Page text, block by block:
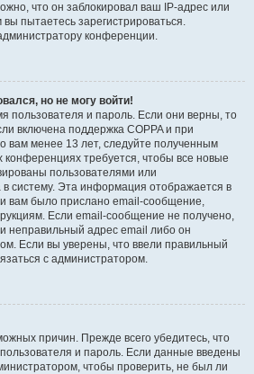
что он заблокировал ваш IP-адрес или
пытаетесь зарегистрироваться.
конференции.
но не могу войти!
пользователя и пароль. Если они верны, то
включена поддержка COPPA и при
вам менее 13 лет, следуйте полученным
конференциях требуется, чтобы все новые
пользователями или
систему. Эта информация отображается в
вам было прислано email-сообщение,
Если email-сообщение не получено,
неправильный адрес email либо он
Если вы уверены, что ввели правильный
с администратором.
причин. Прежде всего убедитесь, что
и пароль. Если данные введены
чтобы проверить, не был ли